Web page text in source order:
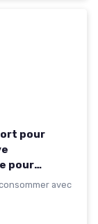
pour
pour
carafe à
avec